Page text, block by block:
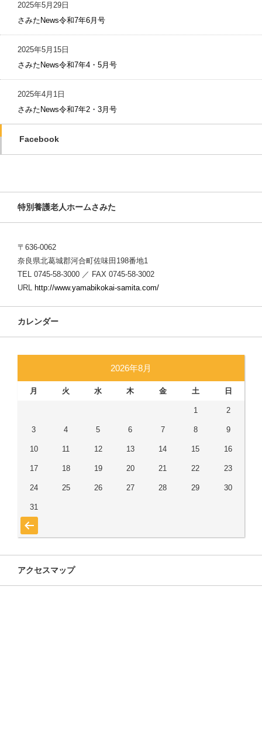
2025年5月29日
さみたNews令和7年6月号
2025年5月15日
さみたNews令和7年4・5月号
2025年4月1日
さみたNews令和7年2・3月号
Facebook
特別養護老人ホームさみた
〒636-0062
奈良県北葛城郡河合町佐味田198番地1
TEL 0745-58-3000 ／ FAX 0745-58-3002
URL http://www.yamabikokai-samita.com/
カレンダー
2026年8月
月 火 水 木 金 土 日
1 2
3 4 5 6 7 8 9
10 11 12 13 14 15 16
17 18 19 20 21 22 23
24 25 26 27 28 29 30
31
« 7月
アクセスマップ